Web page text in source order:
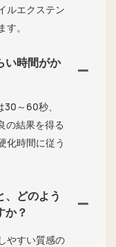
ルエクステン
。
い時間がか
～60秒、
の結果を得る
化時間に従う
、どのよう
か？
やすい質感の